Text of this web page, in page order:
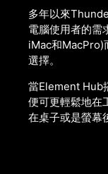
多年以來
電腦使用者的需
iMac和MacPro)
選擇。
當Element Hub
便可更輕鬆地在
在桌子或是螢幕